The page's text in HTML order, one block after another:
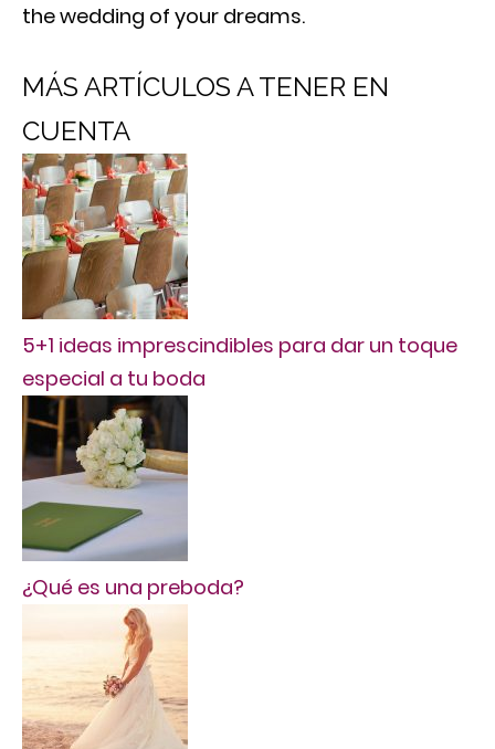
the wedding of your dreams.
MÁS ARTÍCULOS A TENER EN
CUENTA
5+1 ideas imprescindibles para dar un toque
especial a tu boda
¿Qué es una preboda?